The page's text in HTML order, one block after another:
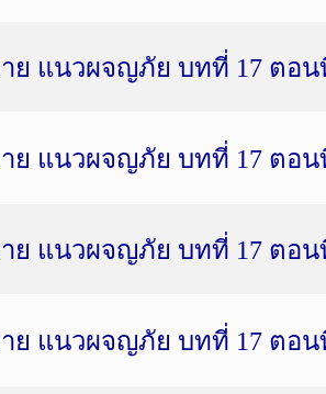
ย แนวผจญภัย บทที่ 17 ตอน
ย แนวผจญภัย บทที่ 17 ตอน
ย แนวผจญภัย บทที่ 17 ตอน
ย แนวผจญภัย บทที่ 17 ตอน